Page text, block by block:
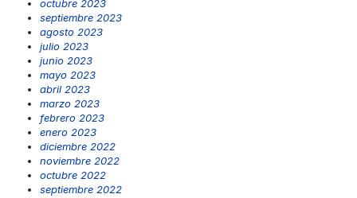
octubre 2023
septiembre 2023
agosto 2023
julio 2023
junio 2023
mayo 2023
abril 2023
marzo 2023
febrero 2023
enero 2023
diciembre 2022
noviembre 2022
octubre 2022
septiembre 2022